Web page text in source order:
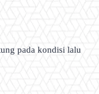
pada kondisi lalu